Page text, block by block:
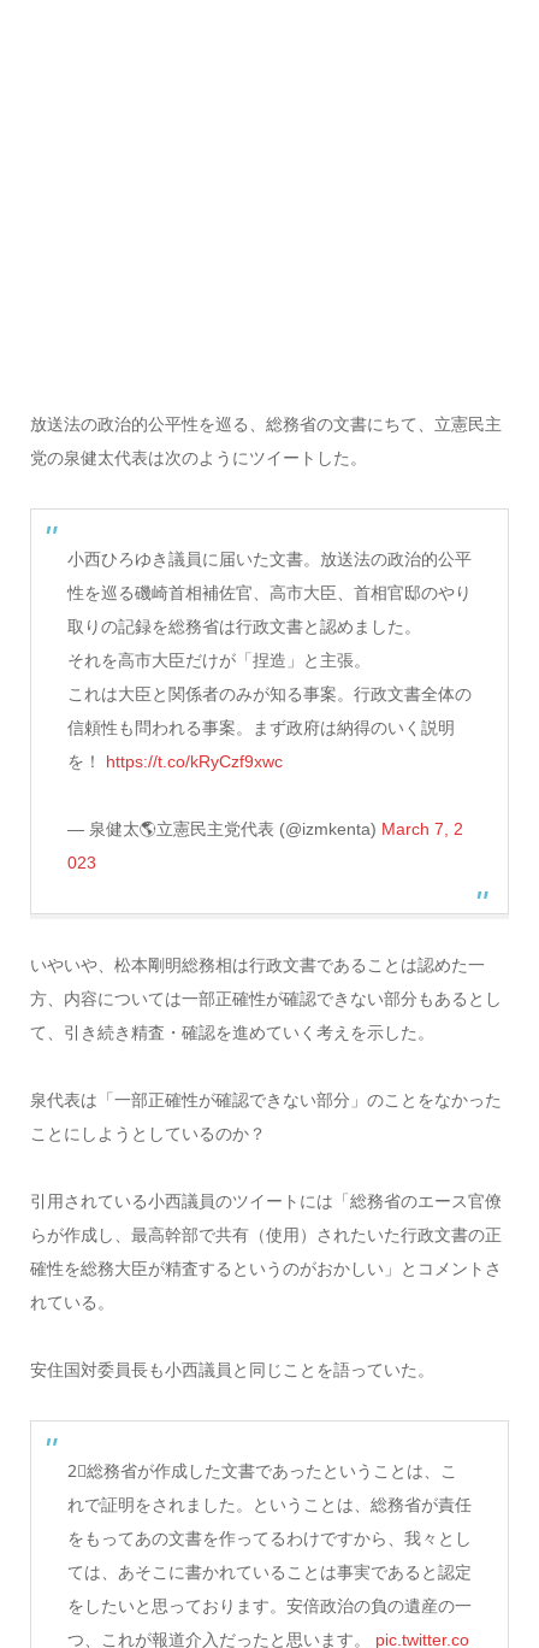
放送法の政治的公平性を巡る、総務省の文書にちて、立憲民主
党の泉健太代表は次のようにツイートした。
小西ひろゆき議員に届いた文書。放送法の政治的公平
性を巡る磯崎首相補佐官、高市大臣、首相官邸のやり
取りの記録を総務省は行政文書と認めました。
それを高市大臣だけが「捏造」と主張。
これは大臣と関係者のみが知る事案。行政文書全体の
信頼性も問われる事案。まず政府は納得のいく説明
を！ https://t.co/kRyCzf9xwc
— 泉健太🌎立憲民主党代表 (@izmkenta) March 7, 2
023
いやいや、松本剛明総務相は行政文書であることは認めた一
方、内容については一部正確性が確認できない部分もあるとし
て、引き続き精査・確認を進めていく考えを示した。
泉代表は「一部正確性が確認できない部分」のことをなかった
ことにしようとしているのか？
引用されている小西議員のツイートには「総務省のエース官僚
らが作成し、最高幹部で共有（使用）されたいた行政文書の正
確性を総務大臣が精査するというのがおかしい」とコメントさ
れている。
安住国対委員長も小西議員と同じことを語っていた。
2⃣総務省が作成した文書であったということは、こ
れで証明をされました。ということは、総務省が責任
をもってあの文書を作ってるわけですから、我々とし
ては、あそこに書かれていることは事実であると認定
をしたいと思っております。安倍政治の負の遺産の一
つ、これが報道介入だったと思います。 pic.twitter.co